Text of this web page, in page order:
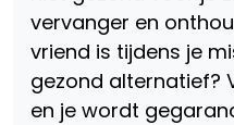
vervanger en
vriend is tijdens je
gezond alternatief?
en je wordt